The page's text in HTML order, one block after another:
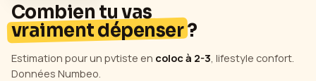
Combien tu vas
vraiment dépenser?
Estimation pour un pvtiste en coloc à 2-3 , lifestyle confort.
Données Numbeo.